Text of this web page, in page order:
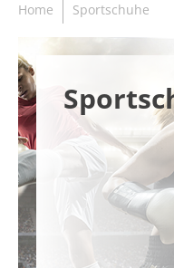
Home Sportschuhe